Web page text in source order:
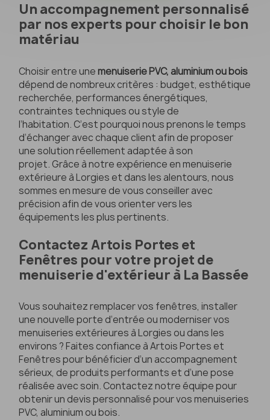
Un accompagnement personnalisé
par nos experts pour choisir le bon
matériau
Choisir entre unemenuiserie PVC, aluminium ou bois
dépend de nombreux critères : budget, esthétique
recherchée, performances énergétiques,
contraintes techniques ou style de
l’habitation. C’est pourquoi nous prenons le temps
d’échanger avec chaque client afin de proposer
une solution réellement adaptée à son
projet. Grâce à notre expérience en menuiserie
extérieure à Lorgies et dans les alentours, nous
sommes en mesure de vous conseiller avec
précision afin de vous orienter vers les
équipements les plus pertinents.
Contactez Artois Portes et
Fenêtres pour votre projet de
menuiserie d'extérieur à La Bassée
Vous souhaitez remplacer vos fenêtres, installer
une nouvelle porte d’entrée ou moderniser vos
menuiseries extérieures à Lorgies ou dans les
environs ? Faites confiance à Artois Portes et
Fenêtres pour bénéficier d’un accompagnement
sérieux, de produits performants et d’une pose
réalisée avec soin. Contactez notre équipe pour
obtenir un devis personnalisé pour vos menuiseries
PVC, aluminium ou bois.